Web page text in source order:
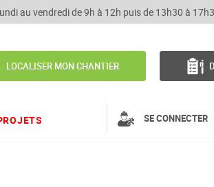
au vendredi de 9h à 12h puis de 13h30 à
LOCALISER MON CHANTIER
SE CONNECTER